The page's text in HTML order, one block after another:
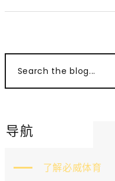
Search the blog...
导航
了解必威体育